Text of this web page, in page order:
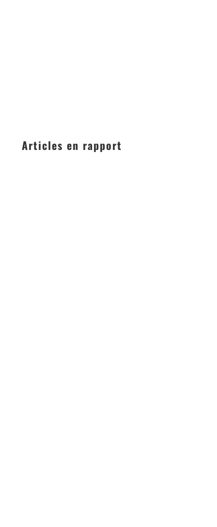
Articles en rapport